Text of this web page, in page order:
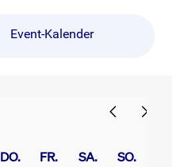
Event-Kalender
DO. FR. SA. SO.